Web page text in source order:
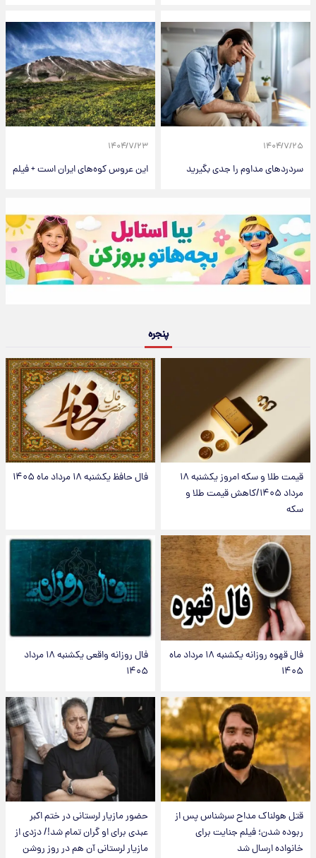
۱۴۰۴/۷/۲۵
سردردهای مداوم را جدی بگیرید
۱۴۰۴/۷/۲۳
این عروس کوه‌های ایران است + فیلم
پنجره
قیمت طلا و سکه امروز یکشنبه ۱۸
مرداد ۱۴۰۵/کاهش قیمت طلا و
سکه
فال حافظ یکشنبه ۱۸ مرداد ماه ۱۴۰۵
فال قهوه روزانه یکشنبه ۱۸ مرداد ماه
۱۴۰۵
فال روزانه واقعی یکشنبه ۱۸ مرداد
۱۴۰۵
قتل هولناک مداح سرشناس پس از
ربوده شدن؛ فیلم جنایت برای
خانواده ارسال شد
حضور مازیار لرستانی در ختم اکبر
عبدی برای او گران تمام شد!/ دزدی از
مازیار لرستانی آن هم در روز روشن